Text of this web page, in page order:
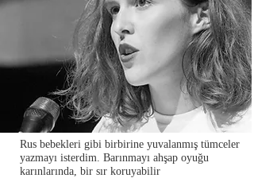
Rus bebekleri gibi birbirine yuvalanmış tümceler
yazmayı isterdim. Barınmayı ahşap oyuğu
karınlarında, bir sır koruyabilir